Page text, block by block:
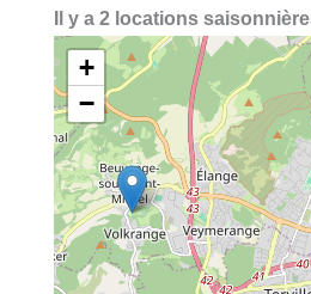
Il y a 2 locations
+
−